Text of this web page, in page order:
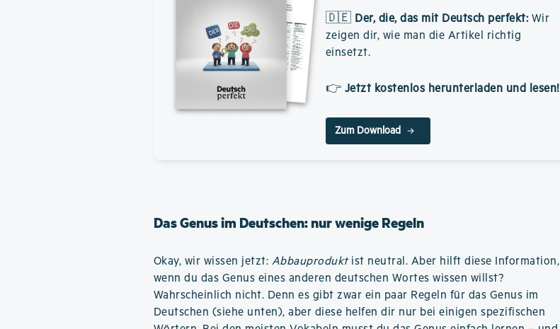
🇩🇪 Der, die, das mit Deutsch perfekt: Wir
zeigen dir, wie man die Artikel richtig
einsetzt.
👉 Jetzt kostenlos herunterladen und lesen!
Zum Download
Das Genus im Deutschen: nur wenige Regeln
Okay, wir wissen jetzt: Abbauproduktist neutral. Aber hilft diese Information,
wenn du das Genus eines anderen deutschen Wortes wissen willst?
Wahrscheinlich nicht. Denn es gibt zwar ein paar Regeln für das Genus im
Deutschen (siehe unten), aber diese helfen dir nur bei einigen spezifischen